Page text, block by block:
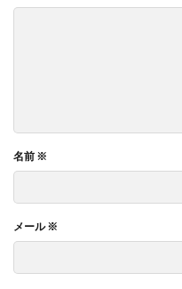
名前 ※
メール※